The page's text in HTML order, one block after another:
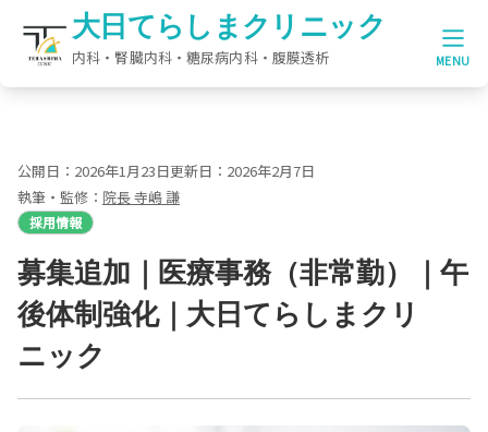
大日てらしまクリニック
MENU
大日てらしまクリニック
公開日： 2026年1月23日更新日： 2026年2月7日
執筆・監修： 院長寺嶋 謙
採用情報
募集追加｜医療事務（非常勤）｜午
後体制強化｜大日てらしまクリ
ニック